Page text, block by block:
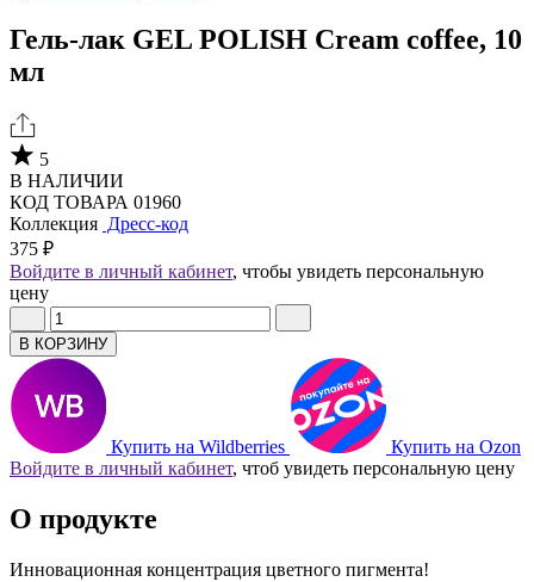
Гель-лак GEL POLISH Cream coffeе, 10
мл
5
В НАЛИЧИИ
КОД ТОВАРА 01960
Коллекция Дресс-код
375 ₽
Войдите в личный кабинет, чтобы увидеть персональную
цену
В КОРЗИНУ
Купить на Wildberries
Купить на Ozon
Войдите в личный кабинет, чтоб увидеть персональную цену
О продукте
Инновационная концентрация цветного пигмента!